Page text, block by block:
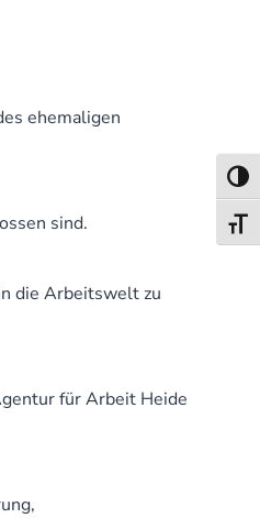
ehemaligen
sind.
die Arbeitswelt zu
für Arbeit Heide